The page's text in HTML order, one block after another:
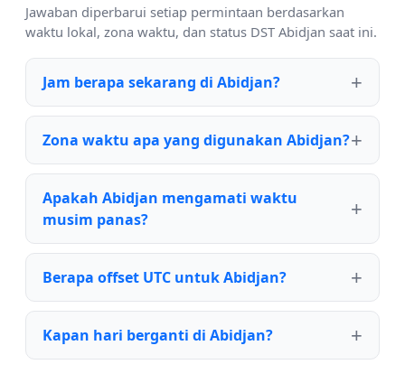
Jawaban diperbarui setiap permintaan berdasarkan
waktu lokal, zona waktu, dan status DST Abidjan saat ini.
Jam berapa sekarang di Abidjan?
Zona waktu apa yang digunakan Abidjan?
Apakah Abidjan mengamati waktu
musim panas?
Berapa offset UTC untuk Abidjan?
Kapan hari berganti di Abidjan?